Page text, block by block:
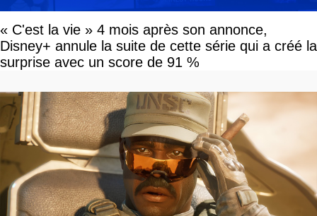
« C'est la vie » 4 mois après son annonce,
Disney+ annule la suite de cette série qui a créé la
surprise avec un score de 91 %